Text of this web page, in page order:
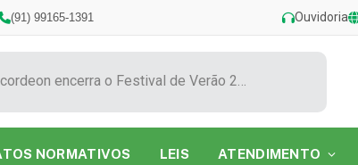
(91) 99165-1391 Ouvidoria
Show de Tarcísio do Acordeon encerra o Festival de Verão 2026 na Praia do Caripi
NORMATIVOS LEIS ATENDIMENTO